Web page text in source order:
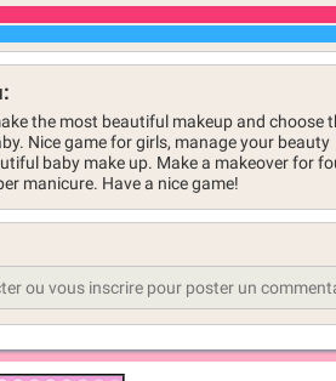
the most beautiful makeup and choose
Nice game for girls, manage your beauty
baby make up. Make a makeover for
manicure. Have a nice game!